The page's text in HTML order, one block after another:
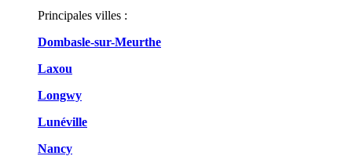
Principales villes :
Dombasle-sur-Meurthe
Laxou
Longwy
Lunéville
Nancy